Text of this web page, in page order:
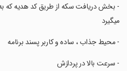
‏- بخش دریافت سکه از طریق کد هدیه که
میگیرد
‏- محیط جذاب ، ساده و کاربر پسند برنامه
‏- سرعت بالا در پردازش